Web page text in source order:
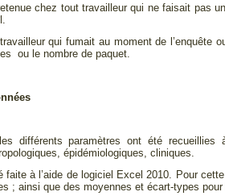
chez tout travailleur qui ne faisait pas
qui fumait au moment de l’enquête
ou le nombre de paquet.
différents paramètres ont été recueillies
épidémiologiques, cliniques.
faite à l’aide de logiciel Excel 2010. Pour
; ainsi que des moyennes et écart-types